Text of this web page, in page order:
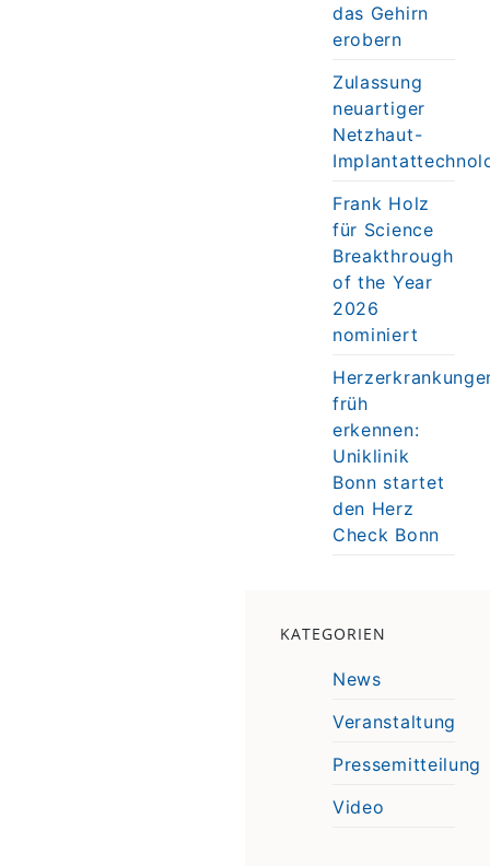
das Gehirn
erobern
Zulassung
neuartiger
Netzhaut-
Frank Holz
für Science
Breakthrough
of the Year
2026
nominiert
früh
erkennen:
Uniklinik
Bonn startet
den Herz
Check Bonn
KATEGORIEN
News
Veranstaltung
Pressemitteilung
Video